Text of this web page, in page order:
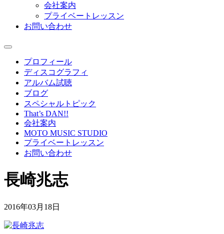
会社案内
プライベートレッスン
お問い合わせ
プロフィール
ディスコグラフィ
アルバム試聴
ブログ
スペシャルトピック
That’s DAN!!
会社案内
MOTO MUSIC STUDIO
プライベートレッスン
お問い合わせ
長崎兆志
2016年03月18日